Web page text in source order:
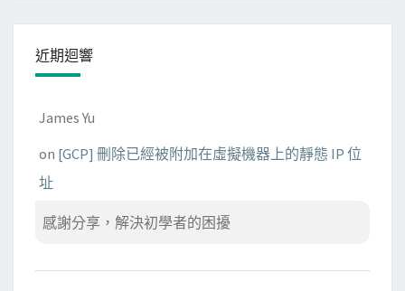
近期迴響
James Yu
on [GCP] 刪除已經被附加在虛擬機器上的靜態 IP 位
址
感謝分享，解決初學者的困擾